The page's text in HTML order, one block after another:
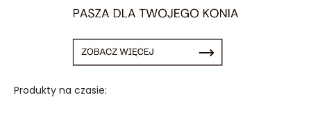
Produkty na czasie: